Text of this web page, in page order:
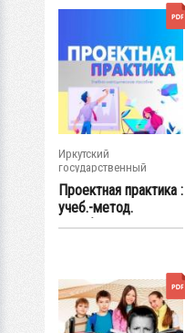
Иркутский
государственный
университет
Проектная практика :
учеб.-метод.
пособие